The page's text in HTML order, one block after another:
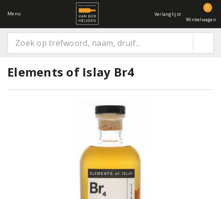
Menu Verlanglijst
0
Winkelwagen
Elements of Islay Br4